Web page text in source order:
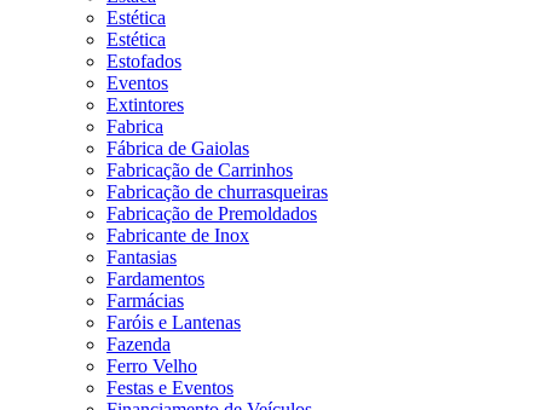
Estética
Estética
Estofados
Eventos
Extintores
Fabrica
Fábrica de Gaiolas
Fabricação de Carrinhos
Fabricação de churrasqueiras
Fabricação de Premoldados
Fabricante de Inox
Fantasias
Fardamentos
Farmácias
Faróis e Lantenas
Fazenda
Ferro Velho
Festas e Eventos